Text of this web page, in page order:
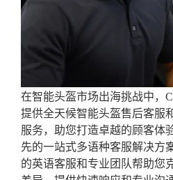
在智能头盔市场出海挑战中，
提供全天候智能头盔售后客服
服务，助您打造卓越的顾客体
先的一站式多语种客服解决方
的英语客服和专业团队帮助您